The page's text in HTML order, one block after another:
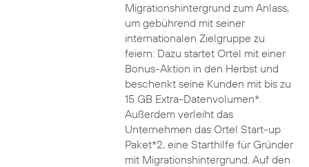
Migrationshintergrund zum Anlass,
um gebührend mit seiner
internationalen Zielgruppe zu
feiern: Dazu startet Ortel mit einer
Bonus-Aktion in den Herbst und
beschenkt seine Kunden mit bis zu
15 GB Extra-Datenvolumen*.
Außerdem verleiht das
Unternehmen das Ortel Start-up
Paket*2, eine Starthilfe für Gründer
mit Migrationshintergrund. Auf den